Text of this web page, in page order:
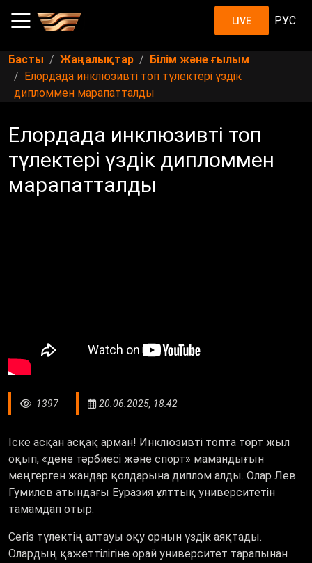
LIVE РУС
Басты Жаңалықтар
Білім және ғылым
Елордада инклюзивті топ түлектері үздік
дипломмен марапатталды
Елордада инклюзивті топ
түлектері үздік дипломмен
марапатталды
1397 20.06.2025, 18:42
Іске асқан асқақ арман! Инклюзивті топта төрт жыл
оқып, «дене тәрбиесі және спорт» мамандығын
меңгерген жандар қолдарына диплом алды. Олар Лев
Гумилев атындағы Еуразия ұлттық университетін
тамамдап отыр.
Сегіз түлектің алтауы оқу орнын үздік аяқтады.
Олардың қажеттілігіне орай университет тарапынан